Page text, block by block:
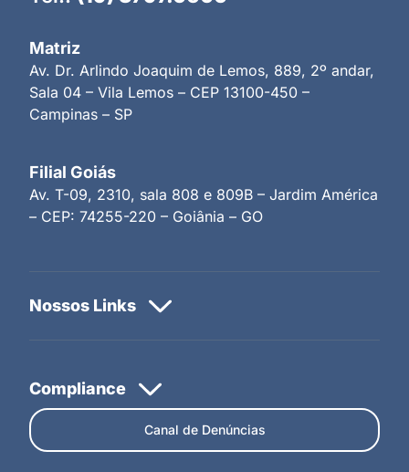
Matriz
Av. Dr. Arlindo Joaquim de Lemos, 889, 2º andar,
Sala 04 – Vila Lemos – CEP 13100-450 –
Campinas – SP
Filial Goiás
Av. T-09, 2310, sala 808 e 809B – Jardim América
– CEP: 74255-220 – Goiânia – GO
Canal de Denúncias